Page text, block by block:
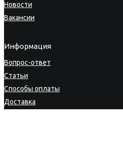
Новости
Вакансии
Информация
Вопрос-ответ
Статьи
Способы оплаты
Доставка